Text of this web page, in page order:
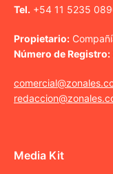
Tel. +54 11 5235
Propietario:
Número de Registro:
Media Kit